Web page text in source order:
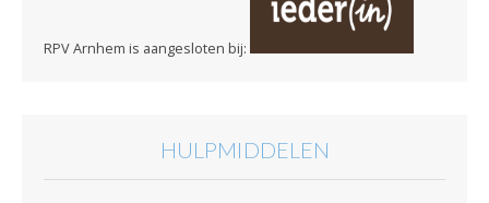
RPV Arnhem is aangesloten bij:
HULPMIDDELEN